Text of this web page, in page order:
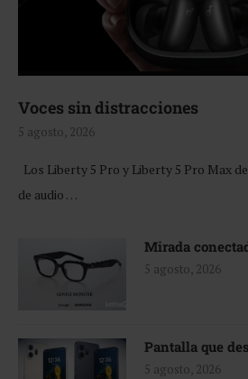
Voces sin distracciones
5 agosto, 2026
Los Liberty 5 Pro y Liberty 5 Pro Max
de audio …
Mirada
5 agosto, 2026
Pantalla que
5 agosto, 2026